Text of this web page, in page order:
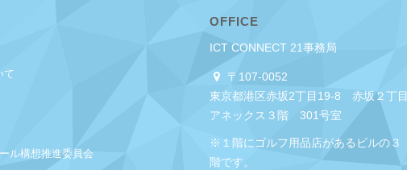
て
ル構想推進委員会
OFFICE
ICT CONNECT 21事務局
〒107-0052
東京都港区赤坂2丁目19-8 赤坂２丁目
アネックス３階 301号室
※１階にゴルフ用品店があるビルの３
階です。